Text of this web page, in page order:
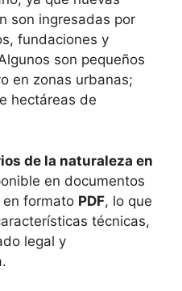
son ingresadas por
fundaciones y
son pequeños
en zonas urbanas;
hectáreas de
de la naturaleza en
en documentos
en formato PDF, lo que
técnicas,
legal y